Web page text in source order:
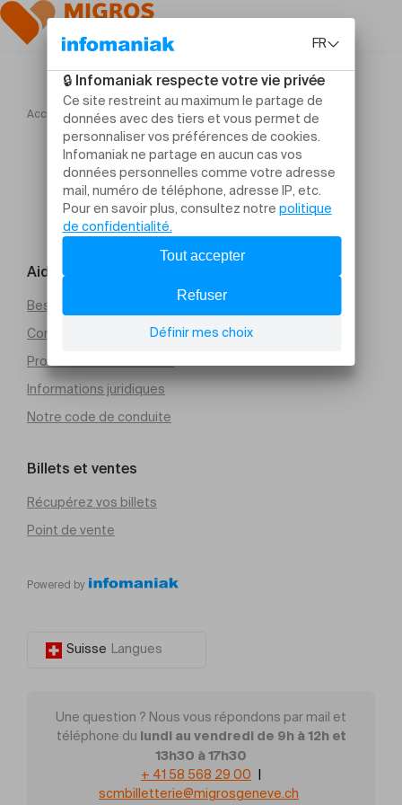
Accueil Crépuscules Viennois
Aide et contact
Besoin d’aide
Conditions générales de vente (PDF)
Protection des données
Informations juridiques
Notre code de conduite
Billets et ventes
Récupérez vos billets
Point de vente
Powered by
Suisse Langues
Une question ? Nous vous répondons par mail et
téléphone du
lundi au vendredi de 9h à 12h et
13h30 à 17h30
+ 41 58 568 29 00
scmbilletterie@migrosgeneve.ch